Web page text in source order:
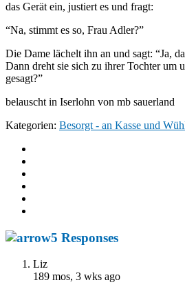
das Gerät ein, justiert es und fragt:
“Na, stimmt es so, Frau Adler?”
Die Dame lächelt ihn an und sagt: “Ja,
Dann dreht sie sich zu ihrer Tochter um
gesagt?”
belauscht in Iserlohn von mb sauerland
Kategorien: Besorgt - an Kasse und
5 Responses
Liz
189 mos, 3 wks ago